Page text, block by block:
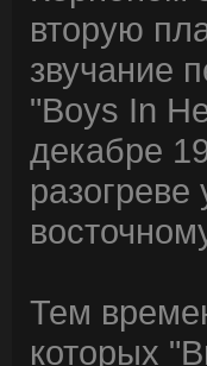
вторую
звучание
"Boys In
декабре
Тем
которых